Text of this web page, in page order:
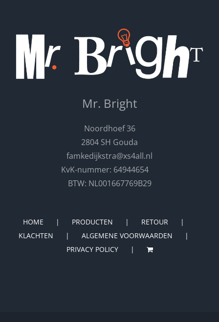
Mr. Bright
Noordhoef 36
2804 SH Gouda
famkedijkstra@xs4all.nl
KvK-nummer: 64944654
BTW: NL001667769B29
HOME PRODUCTEN
RETOUR
KLACHTEN
ALGEMENE VOORWAARDEN
PRIVACY POLICY